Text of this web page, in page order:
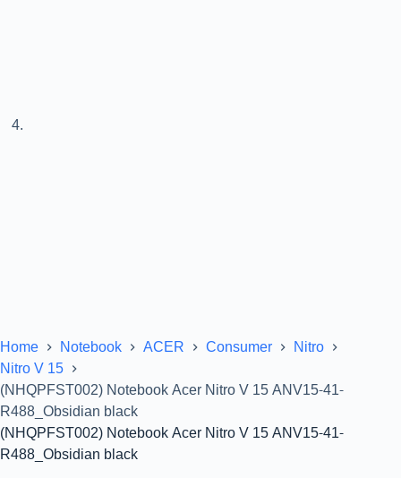
Home Notebook ACER Consumer
Nitro
Nitro V 15
(NHQPFST002) Notebook Acer Nitro V 15 ANV15-41-
R488_Obsidian black
(NHQPFST002) Notebook Acer Nitro V 15 ANV15-41-
R488_Obsidian black